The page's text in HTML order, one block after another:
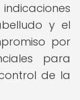
y el
por
para
de la